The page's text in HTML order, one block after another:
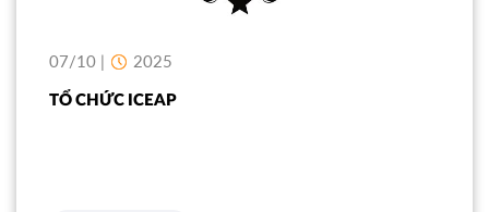
07/10 | 2025
TỔ CHỨC ICEAP